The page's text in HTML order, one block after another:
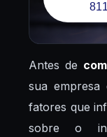
Antes de
sua empresa
fatores que
sobre o